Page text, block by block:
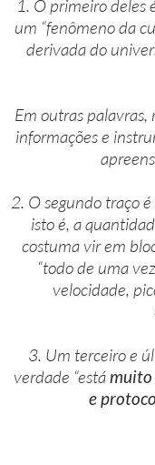
1. O primeiro deles
um “fenômeno da
derivada do
Em outras palavras,
informações e
2. O segundo traço é
isto é, a
costuma vir em
“todo de uma
velocidade,
3. Um terceiro e
verdade “estámuito
e